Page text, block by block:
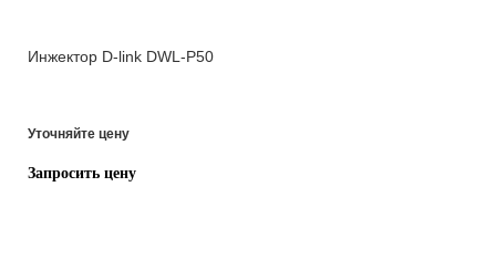
Инжектор D-link DWL-P50
Уточняйте цену
Запросить цену